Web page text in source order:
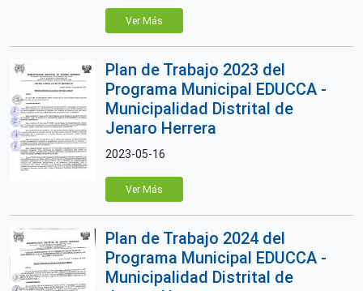
Ver Más
Plan de Trabajo 2023 del
Programa Municipal EDUCCA -
Municipalidad Distrital de
Jenaro Herrera
2023-05-16
Ver Más
Plan de Trabajo 2024 del
Programa Municipal EDUCCA -
Municipalidad Distrital de